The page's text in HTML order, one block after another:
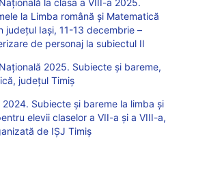
la Limba română și Matematică
județul Iași, 11-13 decembrie –
de personaj la subiectul II
2025. Subiecte și bareme,
județul Timiș
2024. Subiecte și bareme la limba și
elevii claselor a VII-a și a VIII-a,
de IȘJ Timiș